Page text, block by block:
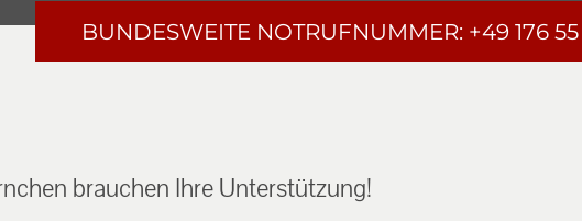
BUNDESWEITE NOTRUFNUMMER: +49 176
brauchen Ihre Unterstützung!